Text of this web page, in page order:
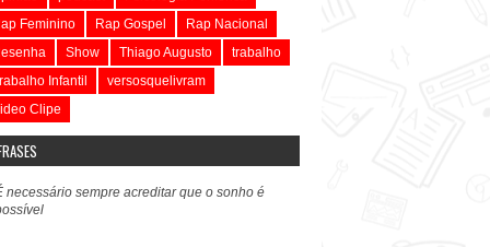
Feminino
Rap Gospel
Rap Nacional
Show Thiago Augusto
trabalho
Infantil
versosquelivram
Clipe
necessário sempre acreditar que o sonho é